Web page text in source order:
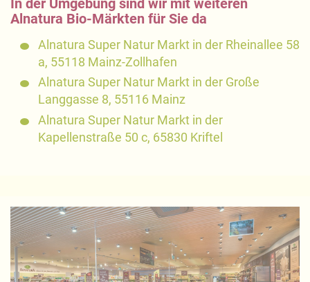
In der Umgebung sind wir mit weiteren
Alnatura Bio-Märkten für Sie da
Alnatura Super Natur Markt in der Rheinallee 58
a, 55118 Mainz-Zollhafen
Alnatura Super Natur Markt in der Große
Langgasse 8, 55116 Mainz
Alnatura Super Natur Markt in der
Kapellenstraße 50 c, 65830 Kriftel